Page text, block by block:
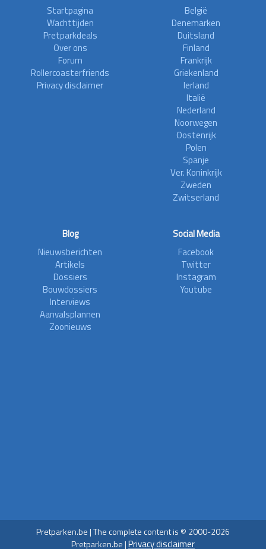
Startpagina
Wachttijden
Pretparkdeals
Over ons
Forum
Rollercoasterfriends
Privacy disclaimer
België
Denemarken
Duitsland
Finland
Frankrijk
Griekenland
Ierland
Italië
Nederland
Noorwegen
Oostenrijk
Polen
Spanje
Ver. Koninkrijk
Zweden
Zwitserland
Blog
Nieuwsberichten
Artikels
Dossiers
Bouwdossiers
Interviews
Aanvalsplannen
Zoonieuws
Social Media
Facebook
Twitter
Instagram
Youtube
Pretparken.be | The complete content is © 2000-2026
Pretparken.be |Privacy disclaimer